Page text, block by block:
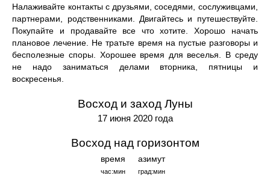
Налаживайте контакты с друзьями, соседями, сослуживцами,
партнерами, родственниками. Двигайтесь и путешествуйте.
Покупайте и продавайте все что хотите. Хорошо начать
плановое лечение. Не тратьте время на пустые разговоры и
бесполезные споры. Хорошее время для веселья. В среду
не надо заниматься делами вторника, пятницы и
воскресенья.
Восход и заход Луны
17 июня 2020 года
Восход над горизонтом
время
час:мин
азимут
град:мин